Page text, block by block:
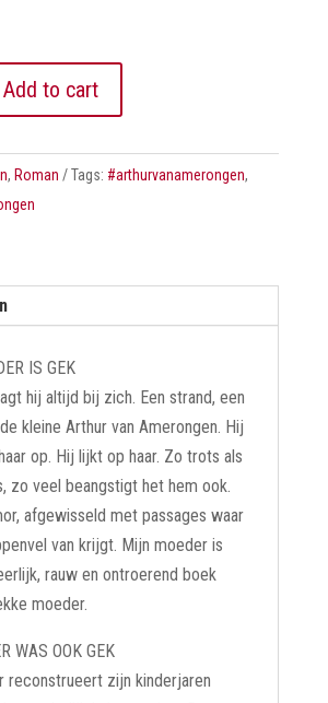
Add to cart
, Roman Tags: #arthurvanamerongen,
IS GEK
hij altijd bij zich. Een strand, een
kleine Arthur van Amerongen. Hij
op. Hij lijkt op haar. Zo trots als
zo veel beangstigt het hem ook.
afgewisseld met passages waar
van krijgt. Mijn moeder is
rauw en ontroerend boek
moeder.
WAS OOK GEK
reconstrueert zijn kinderjaren